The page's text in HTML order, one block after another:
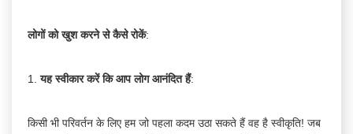
लोगों को खुश करने से कैसे रोकें:
1.यह स्वीकार करें कि आप लोग आनंदित हैं:
किसी भी परिवर्तन के लिए हम जो पहला कदम उठा सकते हैं वह है स्वीकृति! जब